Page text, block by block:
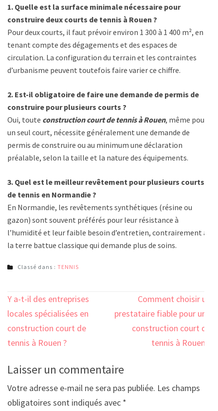
1. Quelle est la surface minimale nécessaire pour
construire deux courts de tennis à Rouen ?
Pour deux courts, il faut prévoir environ 1 300 à 1 400 m², en
tenant compte des dégagements et des espaces de
circulation. La configuration du terrain et les contraintes
d’urbanisme peuvent toutefois faire varier ce chiffre.
2. Est-il obligatoire de faire une demande de permis de
construire pour plusieurs courts ?
Oui, toute construction court de tennis à Rouen, même pour
un seul court, nécessite généralement une demande de
permis de construire ou au minimum une déclaration
préalable, selon la taille et la nature des équipements.
3. Quel est le meilleur revêtement pour plusieurs courts
de tennis en Normandie ?
En Normandie, les revêtements synthétiques (résine ou
gazon) sont souvent préférés pour leur résistance à
l’humidité et leur faible besoin d’entretien, contrairement à
la terre battue classique qui demande plus de soins.
Classé dans : TENNIS
Navigation
de
l’article
Y a-t-il des entreprises
locales spécialisées en
construction court de
tennis à Rouen ?
Comment choisir un
prestataire fiable pour une
construction court de
tennis à Rouen ?
Laisser un commentaire
Votre adresse e-mail ne sera pas publiée. Les champs
obligatoires sont indiqués avec *